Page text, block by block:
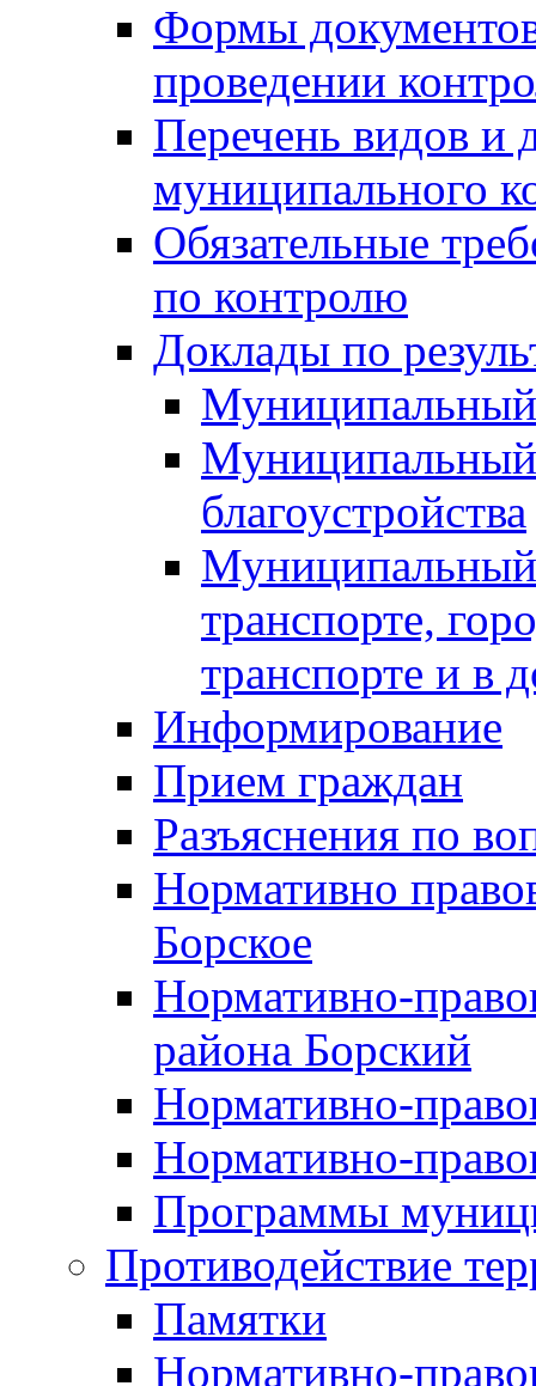
Формы
проведении
Перечень видов и
муниципального
Обязательные
по контролю
Доклады по
Муниципальный
благоустройства
Муниципальный
транспорте,
транспорте и в
Информирование
Прием граждан
Разъяснения по
Нормативно
Борское
Нормативно-
района Борский
Нормативно-
Нормативно-
Программы
Противодействие
Памятки
Нормативно-